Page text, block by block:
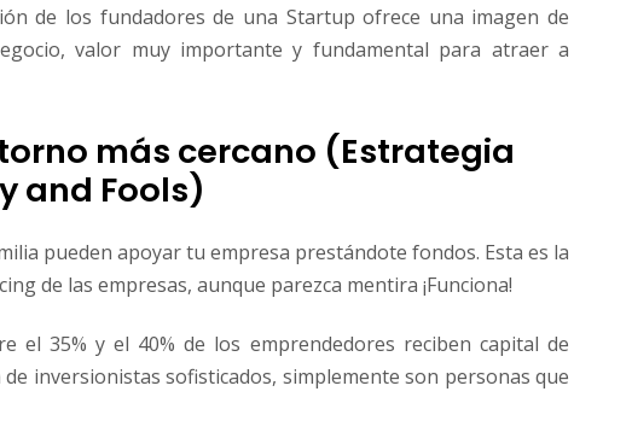
de los fundadores de una Startup ofrece una imagen de
valor muy importante y fundamental para atraer a
más cercano (Estrategia
and Fools)
pueden apoyar tu empresa prestándote fondos. Esta es la
de las empresas, aunque parezca mentira ¡Funciona!
el 35% y el 40% de los emprendedores reciben capital de
inversionistas sofisticados, simplemente son personas que